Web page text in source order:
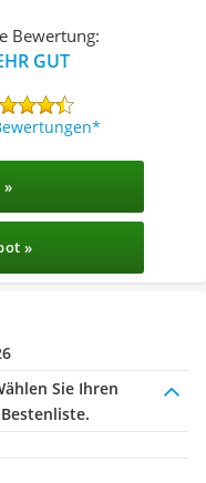
Bewertung:
GUT
»
»
Sie Ihren